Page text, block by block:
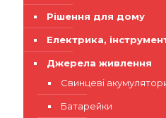
Рішення для дому
Електрика,
Джерела живлення
Свинцеві
Батарейки